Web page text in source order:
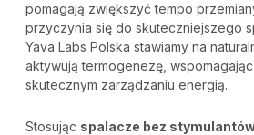
pomagają zwiększyć tempo
przyczynia się do skuteczniejszego
Yava Labs Polska stawiamy na
aktywują termogenezę,
skutecznym zarządzaniu energią.
Stosując spalacze bez